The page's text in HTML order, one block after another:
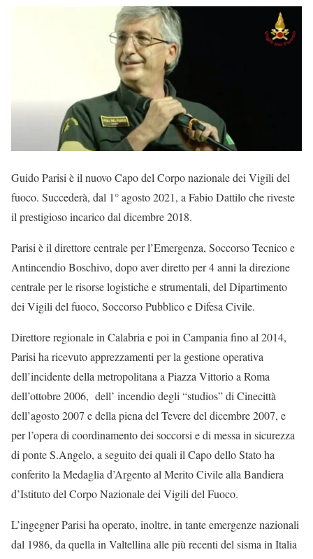
Guido Parisi è il nuovo Capo del Corpo nazionale dei Vigili del
fuoco. Succederà, dal 1° agosto 2021, a Fabio Dattilo che riveste
il prestigioso incarico dal dicembre 2018.
Parisi è il direttore centrale per l’Emergenza, Soccorso Tecnico e
Antincendio Boschivo, dopo aver diretto per 4 anni la direzione
centrale per le risorse logistiche e strumentali, del Dipartimento
dei Vigili del fuoco, Soccorso Pubblico e Difesa Civile.
Direttore regionale in Calabria e poi in Campania fino al 2014,
Parisi ha ricevuto apprezzamenti per la gestione operativa
dell’incidente della metropolitana a Piazza Vittorio a Roma
dell’ottobre 2006, dell’ incendio degli “studios” di Cinecittà
dell’agosto 2007 e della piena del Tevere del dicembre 2007, e
per l’opera di coordinamento dei soccorsi e di messa in sicurezza
di ponte S.Angelo, a seguito dei quali il Capo dello Stato ha
conferito la Medaglia d’Argento al Merito Civile alla Bandiera
d’Istituto del Corpo Nazionale dei Vigili del Fuoco.
L’ingegner Parisi ha operato, inoltre, in tante emergenze nazionali
dal 1986, da quella in Valtellina alle più recenti del sisma in Italia